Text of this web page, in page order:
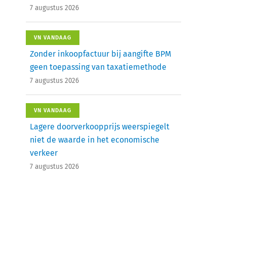
7 augustus 2026
VN VANDAAG
Zonder inkoopfactuur bij aangifte BPM
geen toepassing van taxatiemethode
7 augustus 2026
VN VANDAAG
Lagere doorverkoopprijs weerspiegelt
niet de waarde in het economische
verkeer
7 augustus 2026